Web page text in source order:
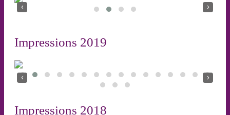
‹ ›
Impressions 2019
‹ ›
Impressions 2018